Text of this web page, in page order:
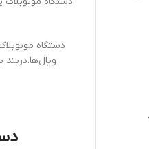
دستگاه